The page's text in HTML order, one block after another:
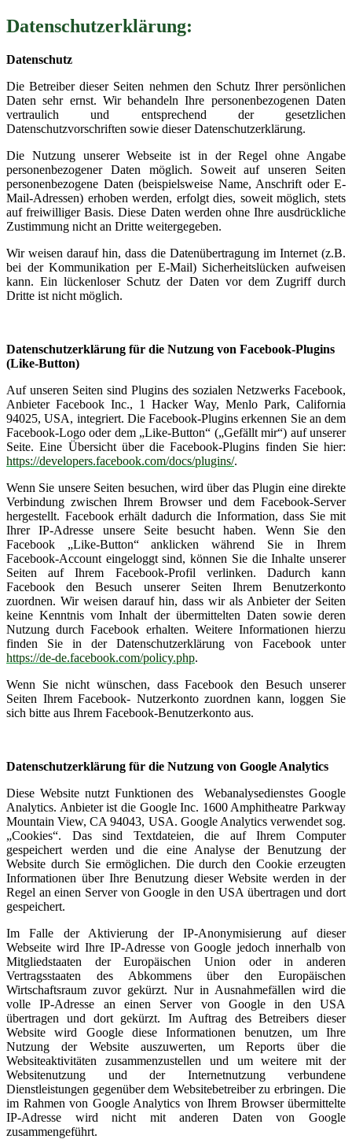
Datenschutzerklärung:
Datenschutz
Die Betreiber dieser Seiten nehmen den Schutz Ihrer persönlichen
Daten sehr ernst. Wir behandeln Ihre personenbezogenen Daten
vertraulich und entsprechend der gesetzlichen
Datenschutzvorschriften sowie dieser Datenschutzerklärung.
Die Nutzung unserer Webseite ist in der Regel ohne Angabe
personenbezogener Daten möglich. Soweit auf unseren Seiten
personenbezogene Daten (beispielsweise Name, Anschrift oder E-
Mail-Adressen) erhoben werden, erfolgt dies, soweit möglich, stets
auf freiwilliger Basis. Diese Daten werden ohne Ihre ausdrückliche
Zustimmung nicht an Dritte weitergegeben.
Wir weisen darauf hin, dass die Datenübertragung im Internet (z.B.
bei der Kommunikation per E-Mail) Sicherheitslücken aufweisen
kann. Ein lückenloser Schutz der Daten vor dem Zugriff durch
Dritte ist nicht möglich.
Datenschutzerklärung für die Nutzung von Facebook-Plugins
(Like-Button)
Auf unseren Seiten sind Plugins des sozialen Netzwerks Facebook,
Anbieter Facebook Inc., 1 Hacker Way, Menlo Park, California
94025, USA, integriert. Die Facebook-Plugins erkennen Sie an dem
Facebook-Logo oder dem „Like-Button“ („Gefällt mir“) auf unserer
Seite. Eine Übersicht über die Facebook-Plugins finden Sie hier:
https://developers.facebook.com/docs/plugins/.
Wenn Sie unsere Seiten besuchen, wird über das Plugin eine direkte
Verbindung zwischen Ihrem Browser und dem Facebook-Server
hergestellt. Facebook erhält dadurch die Information, dass Sie mit
Ihrer IP-Adresse unsere Seite besucht haben. Wenn Sie den
Facebook „Like-Button“ anklicken während Sie in Ihrem
Facebook-Account eingeloggt sind, können Sie die Inhalte unserer
Seiten auf Ihrem Facebook-Profil verlinken. Dadurch kann
Facebook den Besuch unserer Seiten Ihrem Benutzerkonto
zuordnen. Wir weisen darauf hin, dass wir als Anbieter der Seiten
keine Kenntnis vom Inhalt der übermittelten Daten sowie deren
Nutzung durch Facebook erhalten. Weitere Informationen hierzu
finden Sie in der Datenschutzerklärung von Facebook unter
https://de-de.facebook.com/policy.php.
Wenn Sie nicht wünschen, dass Facebook den Besuch unserer
Seiten Ihrem Facebook- Nutzerkonto zuordnen kann, loggen Sie
sich bitte aus Ihrem Facebook-Benutzerkonto aus.
Datenschutzerklärung für die Nutzung von Google Analytics
Diese Website nutzt Funktionen des Webanalysedienstes Google
Analytics. Anbieter ist die Google Inc. 1600 Amphitheatre Parkway
Mountain View, CA 94043, USA. Google Analytics verwendet sog.
„Cookies“. Das sind Textdateien, die auf Ihrem Computer
gespeichert werden und die eine Analyse der Benutzung der
Website durch Sie ermöglichen. Die durch den Cookie erzeugten
Informationen über Ihre Benutzung dieser Website werden in der
Regel an einen Server von Google in den USA übertragen und dort
gespeichert.
Im Falle der Aktivierung der IP-Anonymisierung auf dieser
Webseite wird Ihre IP-Adresse von Google jedoch innerhalb von
Mitgliedstaaten der Europäischen Union oder in anderen
Vertragsstaaten des Abkommens über den Europäischen
Wirtschaftsraum zuvor gekürzt. Nur in Ausnahmefällen wird die
volle IP-Adresse an einen Server von Google in den USA
übertragen und dort gekürzt. Im Auftrag des Betreibers dieser
Website wird Google diese Informationen benutzen, um Ihre
Nutzung der Website auszuwerten, um Reports über die
Websiteaktivitäten zusammenzustellen und um weitere mit der
Websitenutzung und der Internetnutzung verbundene
Dienstleistungen gegenüber dem Websitebetreiber zu erbringen. Die
im Rahmen von Google Analytics von Ihrem Browser übermittelte
IP-Adresse wird nicht mit anderen Daten von Google
zusammengeführt.